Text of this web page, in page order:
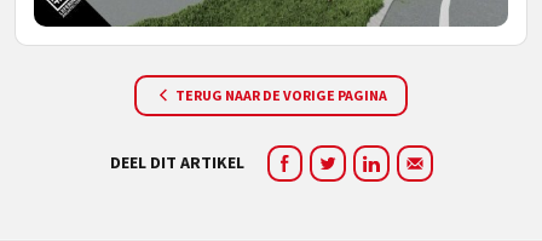
TERUG NAAR DE VORIGE PAGINA
DEEL DIT ARTIKEL